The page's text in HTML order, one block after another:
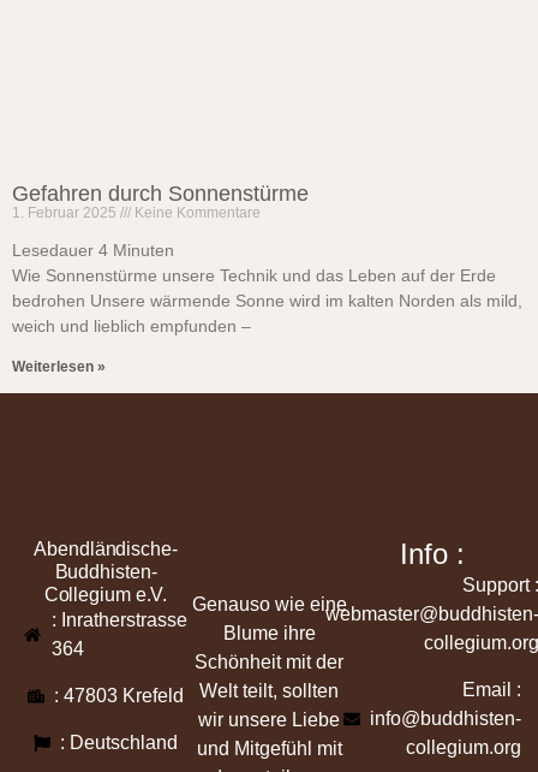
Gefahren durch Sonnenstürme
1. Februar 2025 Keine Kommentare
Lesedauer 4 Minuten
Wie Sonnenstürme unsere Technik und das Leben auf der Erde
bedrohen Unsere wärmende Sonne wird im kalten Norden als mild,
weich und lieblich empfunden –
Weiterlesen »
Abendländische-
Buddhisten-
Collegium e.V.
: Inratherstrasse
364
: 47803 Krefeld
: Deutschland
Genauso wie eine
Blume ihre
Schönheit mit der
Welt teilt, sollten
wir unsere Liebe
und Mitgefühl mit
Info :
Support :
webmaster@buddhisten-
collegium.org
Email :
info@buddhisten-
collegium.org